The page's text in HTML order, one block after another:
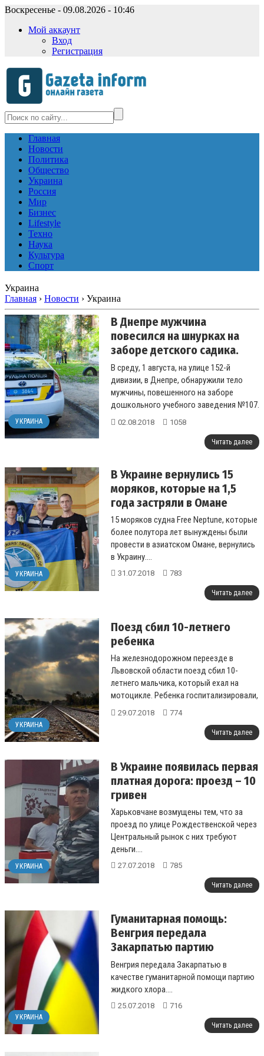
Воскресенье - 09.08.2026 - 10:46
Мой аккаунт
Вход
Регистрация
Главная
Новости
Политика
Общество
Украина
Россия
Мир
Бизнес
Lifestyle
Техно
Наука
Культура
Спорт
Украина
Главная › Новости › Украина
УКРАИНА
В Днепре мужчина
повесился на шнурках на
заборе детского садика.
Фото 18+
В среду, 1 августа, на улице 152-й
дивизии, в Днепре, обнаружили тело
мужчины, повешенного на заборе
дошкольного учебного заведения №107.
На момент смерти мужчине было около
02.08.2018 1058
Читать далее
УКРАИНА
В Украине вернулись 15
моряков, которые на 1,5
года застряли в Омане
15 моряков судна Free Neptune, которые
более полутора лет вынуждены были
провести в азиатском Омане, вернулись
в Украину....
31.07.2018 783
Читать далее
УКРАИНА
Поезд сбил 10-летнего
ребенка
На железнодорожном переезде в
Львовской области поезд сбил 10-
летнего мальчика, который ехал на
мотоцикле. Ребенка госпитализировали,
сообщает полиция области....
29.07.2018 774
Читать далее
УКРАИНА
В Украине появилась первая
платная дорога: проезд – 10
гривен
Харьковчане возмущены тем, что за
проезд по улице Рождественской через
Центральный рынок с них требуют
деньги....
27.07.2018 785
Читать далее
УКРАИНА
Гуманитарная помощь:
Венгрия передала
Закарпатью партию
жидкого хлора
Венгрия передала Закарпатью в
качестве гуманитарной помощи партию
жидкого хлора....
25.07.2018 716
Читать далее